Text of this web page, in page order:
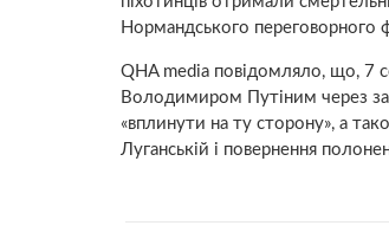
Нормандського переговорного
QHA media повідомляло, що, 7
Володимиром Путіним через
«вплинути на ту сторону», а
Луганській і повернення